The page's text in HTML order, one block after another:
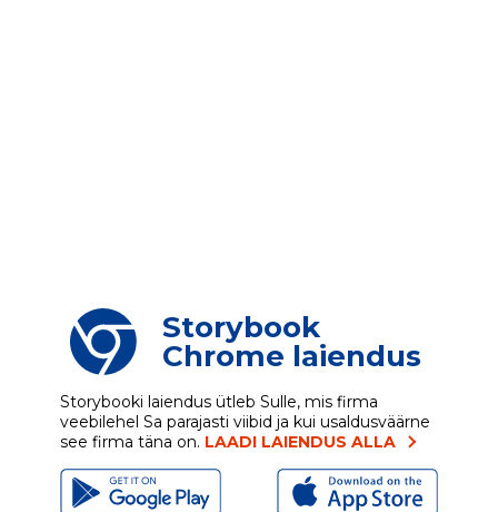
Storybook
Chrome laiendus
Storybooki laiendus ütleb Sulle, mis firma
veebilehel Sa parajasti viibid ja kui usaldusväärne
see firma täna on. LAADI LAIENDUS ALLA